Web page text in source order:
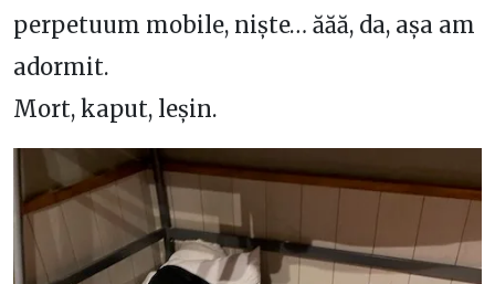
perpetuum mobile, niște… ăăă, da, așa am
adormit.
Mort, kaput, leșin.